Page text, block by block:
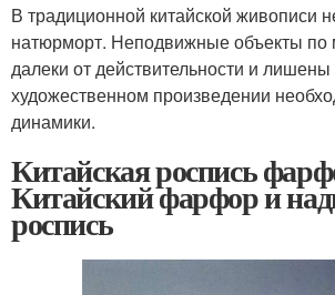
В традиционной китайской живописи
натюрморт. Неподвижные объекты по
далеки от действительности и
художественном произведении
динамики.
Китайская роспись
Китайский фарфор и
роспись